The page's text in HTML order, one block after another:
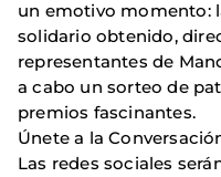
un emotivo momento:
solidario obtenido,
representantes de
a cabo un sorteo de
premios fascinantes.
Únete a la
Las redes sociales